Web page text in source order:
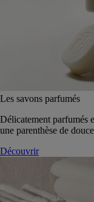
Les savons parfumés
Délicatement parfumés
une parenthèse de
Découvrir